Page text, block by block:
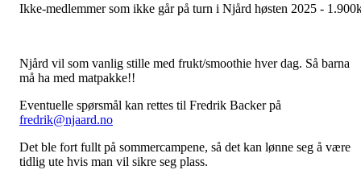
Ikke-medlemmer som ikke går på turn i Njård høsten 2025 -
Njård vil som vanlig stille med frukt/smoothie hver dag. Så barna
må ha med matpakke!!
Eventuelle spørsmål kan rettes til Fredrik Backer på
fredrik@njaard.no
Det ble fort fullt på sommercampene, så det kan lønne seg å være
tidlig ute hvis man vil sikre seg plass.